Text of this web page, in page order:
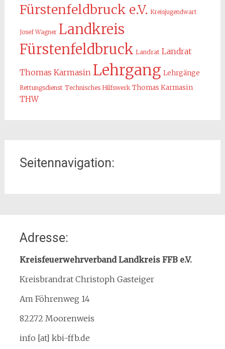
Fürstenfeldbruck e.V. Kreisjugendwart
Josef Wagner Landkreis
Fürstenfeldbruck Landrat Landrat
Thomas Karmasin Lehrgang Lehrgänge
Rettungsdienst Technisches Hilfswerk Thomas Karmasin
THW
Seitennavigation:
Organisation
Kreisfeuerwehrverband
Kreisbrandinspektion
Service
Adresse:
Kreisfeuerwehrverband Landkreis FFB e.V.
Kreisbrandrat Christoph Gasteiger
Am Föhrenweg 14
82272 Moorenweis
info [at] kbi-ffb.de